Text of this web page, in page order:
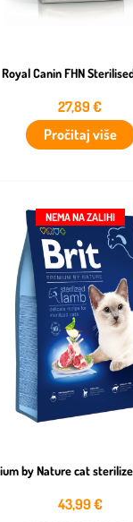
Royal Canin FHN
27,89€
Pročitaj više
NEMA NA ZALIHI
by Nature cat
43,99€